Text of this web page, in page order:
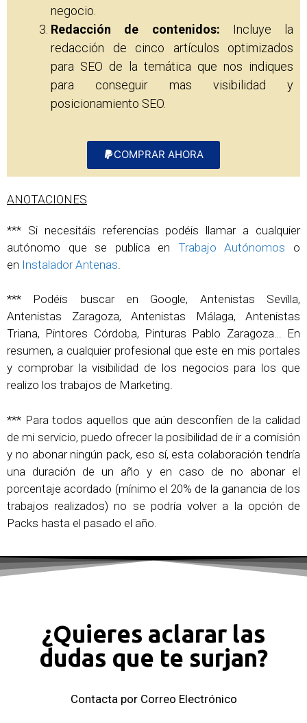
negocio.
Redacción de contenidos: Incluye la
redacción de cinco artículos optimizados
para SEO de la temática que nos indiques
para conseguir mas visibilidad y
posicionamiento SEO.
COMPRAR AHORA
ANOTACIONES
*** Si necesitáis referencias podéis llamar a cualquier
autónomo que se publica en Trabajo Autónomos o
en Instalador Antenas
*** Podéis buscar en Google, Antenistas Sevilla,
Antenistas Zaragoza, Antenistas Málaga, Antenistas
Triana, Pintores Córdoba, Pinturas Pablo Zaragoza… En
resumen, a cualquier profesional que este en mis portales
y comprobar la visibilidad de los negocios para los que
realizo los trabajos de Marketing.
*** Para todos aquellos que aún desconfíen de la calidad
de mi servicio, puedo ofrecer la posibilidad de ir a comisión
y no abonar ningún pack, eso sí, esta colaboración tendría
una duración de un año y en caso de no abonar el
porcentaje acordado (mínimo el 20% de la ganancia de los
trabajos realizados) no se podría volver a la opción de
Packs hasta el pasado el año.
¿Quieres aclarar las
dudas que te surjan?
Contacta por Correo Electrónico